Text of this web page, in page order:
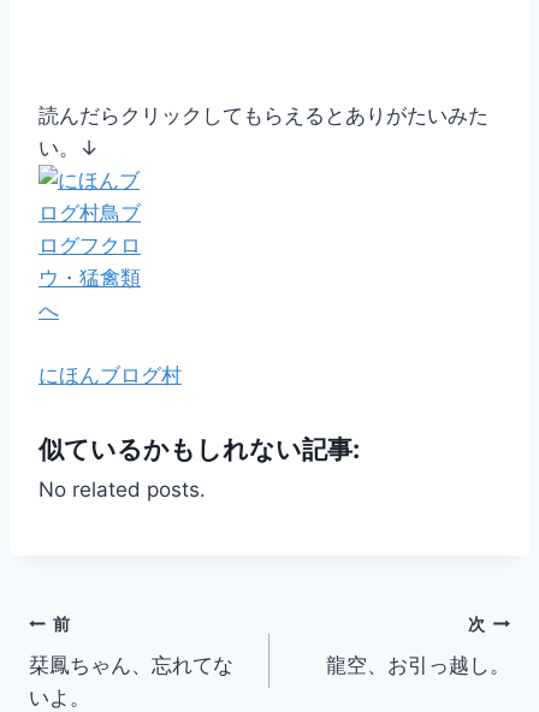
読んだらクリックしてもらえるとありがたいみた
い。↓
にほんブログ村
似ているかもしれない記事:
No related posts.
投
稿
前
栞鳳ちゃん、忘れてな
いよ。
次
龍空、お引っ越し。